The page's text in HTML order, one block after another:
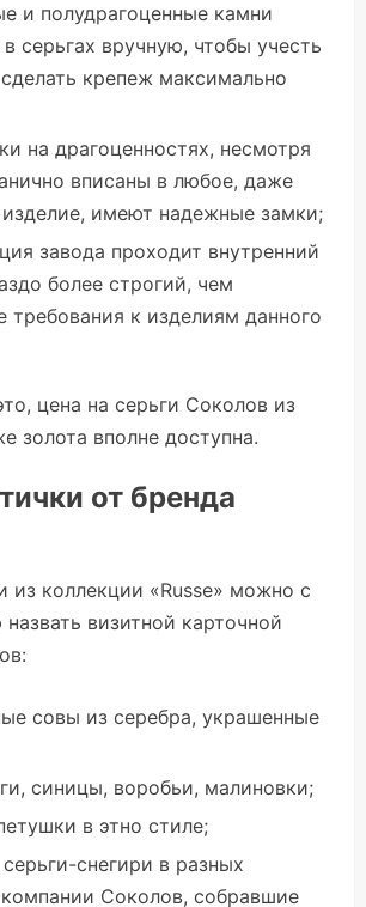
и полудрагоценные камни
серьгах вручную, чтобы учесть
крепеж максимально
на драгоценностях, несмотря
вписаны в любое, даже
имеют надежные замки;
завода проходит внутренний
более строгий, чем
требования к изделиям данного
цена на серьги Соколов из
золота вполне доступна.
от бренда
из коллекции «Russe» можно с
визитной карточной
совы из серебра, украшенные
синицы, воробьи, малиновки;
в этно стиле;
снегири в разных
Соколов, собравшие